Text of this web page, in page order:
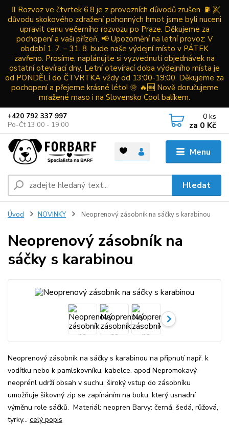
‼️ Rozvoz ve čtvrtek 6.8 je z provozních důvodů zrušen. ⛽ Z
důvodu skokového zdražení pohonných hmot jsme byli nuceni
upravit cenu večerního rozvozu po Praze. Děkujeme za
pochopení a vaši přízeň. 📢 Upozornění na letní provoz: V
období 1. 7. – 31. 8. bude naše výdejní místo v PÁTEK
zavřeno. Prosíme, naplánujte si vyzvednutí objednávek na
ostatní otevírací dny. Letní otevírací doba výdejního místa je
od PONDĚLÍ do ČTVRTKA vždy od 13:00-19:00. Děkujeme za
pochopení a přejeme krásné léto! 🌞 🔥🆕 Nově doručujeme
mražené maso i na Slovensko Cool balíkem.
Menu
Hledat
+420 792 337 997
Po-Čt 13:00 - 19:00
0 ks
za 0 Kč
Úvod NOVINKY Neoprenový zásobník na sáčky s karabinou
Neoprenový zásobník na
sáčky s karabinou
Neoprenový zásobník na sáčky s karabinou na připnutí např. k
vodítku nebo k pamlskovníku, kabelce. apod Nepromokavý
neoprénl udrží obsah v suchu, široký vstup do zásobníku
umožňuje šikovný zip se zapínáním na boku, který usnadní
výměnu role sáčků. Materiál: neopren Barvy: černá, šedá, růžová,
tyrky... celý popis